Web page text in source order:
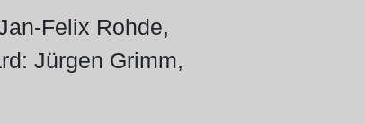
Felix Rohde,
Jürgen Grimm,